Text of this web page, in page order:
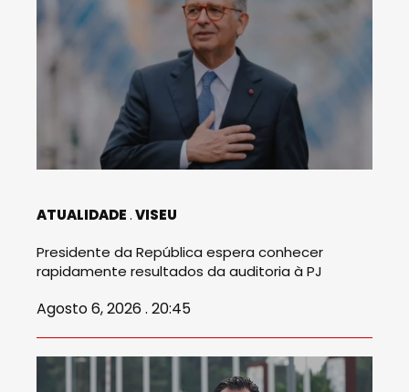
ATUALIDADE VISEU
Presidente da República espera conhecer
rapidamente resultados da auditoria à PJ
Agosto 6, 2026 . 20:45